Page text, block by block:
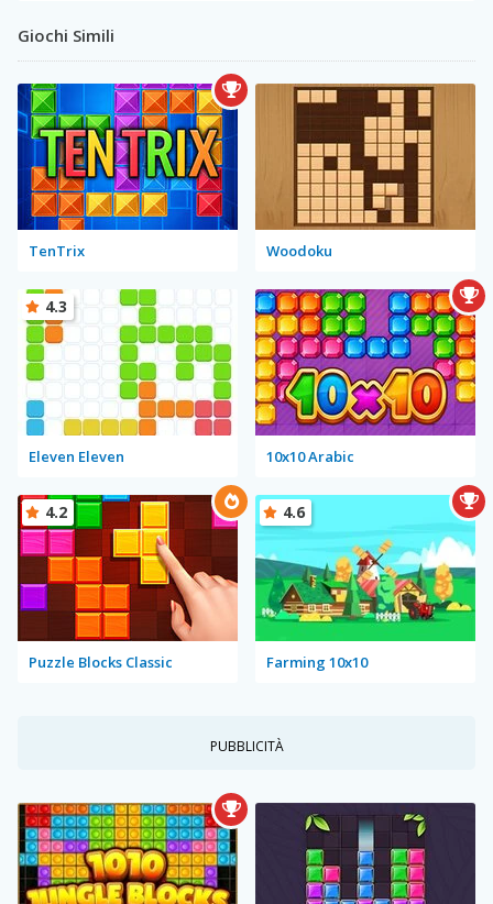
Giochi Simili
TenTrix Woodoku
Eleven Eleven
4.3
10x10 Arabic
Puzzle Blocks Classic
4.2
Farming 10x10
4.6
PUBBLICITÀ